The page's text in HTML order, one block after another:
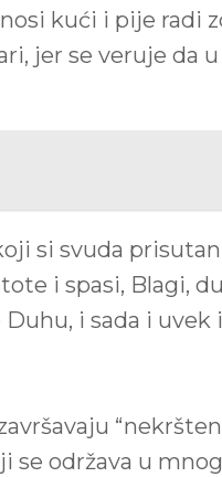
kući i pije radi
jer se veruje da
si svuda
i spasi, Blagi,
i sada i uvek
se održava u